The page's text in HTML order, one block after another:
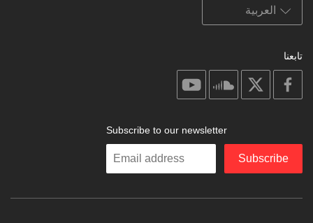
تابعنا
facebook
soundcloud
Subscribe to our newsletter
Enter
Subscribe